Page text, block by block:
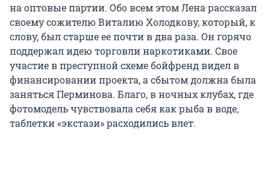
на оптовые партии. Обо всем этом Лена рассказал
своему сожителю Виталию Холодкову, который, к
слову, был старше ее почти в два раза. Он горячо
поддержал идею торговли наркотиками. Свое
участие в преступной схеме бойфренд видел в
финансировании проекта, а сбытом должна была
заняться Перминова. Благо, в ночных клубах, где
фотомодель чувствовала себя как рыба в воде,
таблетки «экстази» расходились влет.